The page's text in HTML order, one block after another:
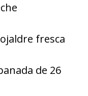
fresca
de 26